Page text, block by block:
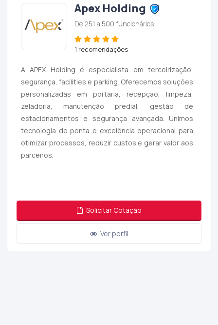
Apex Holding
De 251 a 500 funcionários
1 recomendações
A APEX Holding é especialista em terceirização,
segurança, facilities e parking. Oferecemos soluções
personalizadas em portaria, recepção, limpeza,
zeladoria, manutenção predial, gestão de
estacionamentos e segurança avançada. Unimos
tecnologia de ponta e excelência operacional para
otimizar processos, reduzir custos e gerar valor aos
parceiros.
Solicitar Cotação
Ver perfil